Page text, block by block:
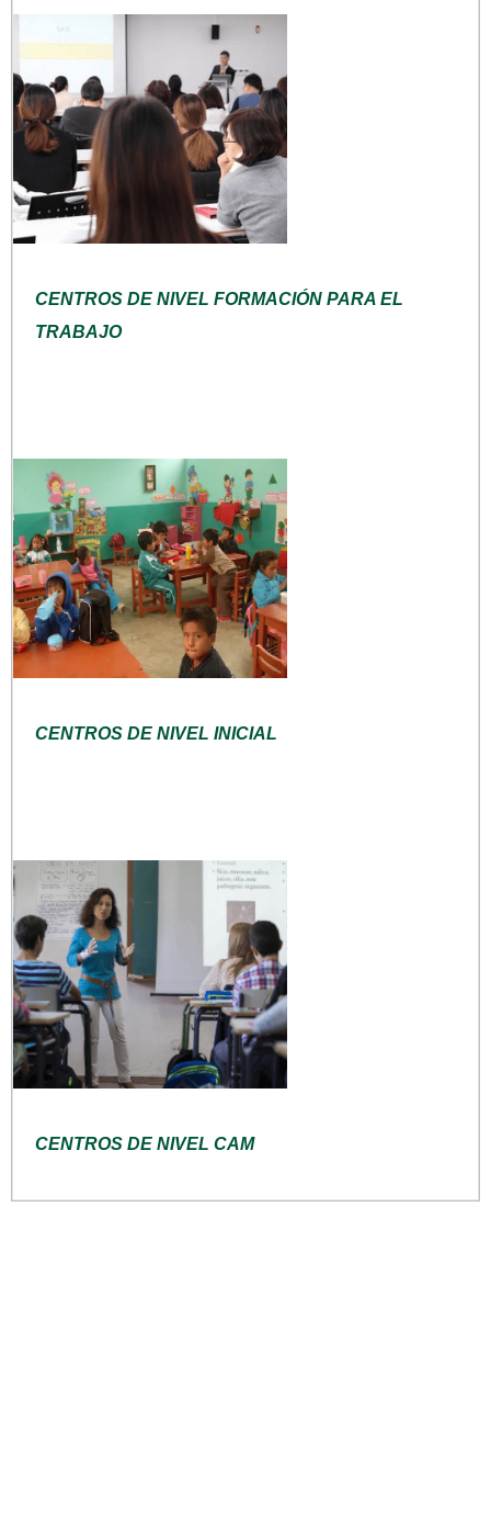
CENTROS DE NIVEL FORMACIÓN PARA EL
TRABAJO
CENTROS DE NIVEL INICIAL
CENTROS DE NIVEL CAM